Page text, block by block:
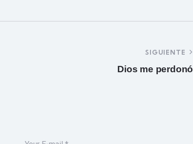
SIGUIENTE
Dios me perdonó